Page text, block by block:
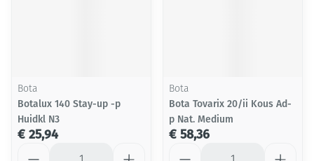
Bota
Botalux 140 Stay-up -p
Huidkl N3
€ 25,94
Bota
Bota Tovarix 20/ii Kous Ad-
p Nat. Medium
€ 58,36